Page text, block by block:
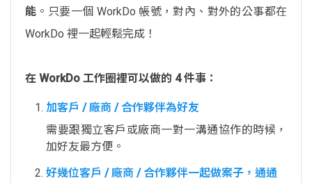
能 。只要一個 WorkDo 帳號，對內、對外的公事都在
WorkDo 裡一起輕鬆完成！
在 WorkDo 工作圈裡可以做的 4 件事：
加客戶 / 廠商 / 合作夥伴為好友
需要跟獨立客戶或廠商一對一溝通協作的時候，
加好友最方便。
好幾位客戶 / 廠商 / 合作夥伴一起做案子，通通